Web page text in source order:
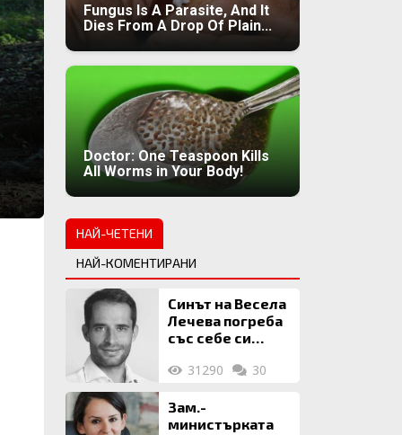
Fungus Is A Parasite, And It
Dies From A Drop Of Plain...
Doctor: One Teaspoon Kills
All Worms in Your Body!
НАЙ-ЧЕТЕНИ
НАЙ-КОМЕНТИРАНИ
Синът на Весела
Лечева погреба
със себе си
млн. евро
31290 30
Зам.-
министърката